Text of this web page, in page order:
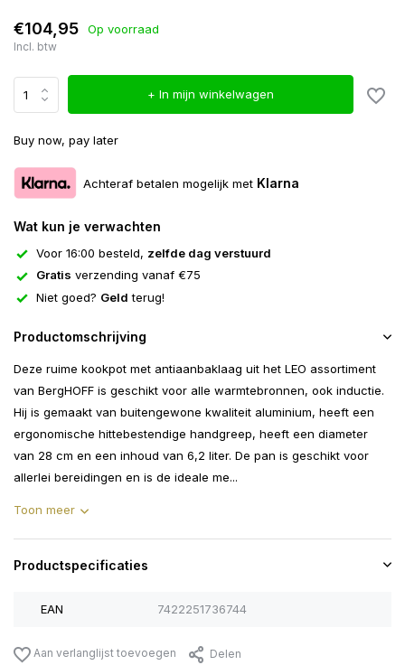
€104,95 Op voorraad
Incl. btw
+ In mijn winkelwagen
Buy now, pay later
Achteraf betalen mogelijk met Klarna
Wat kun je verwachten
Voor 16:00 besteld, zelfde dag verstuurd
Gratis verzending vanaf €75
Niet goed? Geld terug!
Productomschrijving
Deze ruime kookpot met antiaanbaklaag uit het LEO assortiment
van BergHOFF is geschikt voor alle warmtebronnen, ook inductie.
Hij is gemaakt van buitengewone kwaliteit aluminium, heeft een
ergonomische hittebestendige handgreep, heeft een diameter
van 28 cm en een inhoud van 6,2 liter. De pan is geschikt voor
allerlei bereidingen en is de ideale me...
Toon meer
Productspecificaties
EAN 7422251736744
Aan verlanglijst toevoegen Delen